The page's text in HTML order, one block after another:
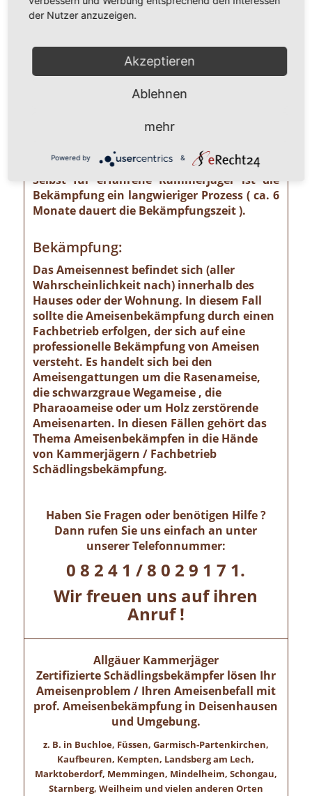
unterschätzendes gesundheitliches und
Pharaoameise gehört zu den gefährlichsten
Ameisenarten überhaupt. Ursprünglich in
Indien beheimatet, ist sie mittlerweile
weltweit verbreitet. Die Gattung ist
verhältnismäßig klein und sieht
bernsteingelb aus. Sollten Sie solch eine
Ameise sehen, ist eine professionelle
Schädlingsbekämpfung absolut notwendig!
Selbst für erfahrene Kammerjäger ist die
Bekämpfung ein langwieriger Prozess ( ca. 6
Monate dauert die Bekämpfungszeit ).
Bekämpfung:
Das Ameisennest befindet sich (aller
Wahrscheinlichkeit nach) innerhalb des
Hauses oder der Wohnung. In diesem Fall
sollte die Ameisenbekämpfung durch einen
Fachbetrieb erfolgen, der sich auf eine
professionelle Bekämpfung von Ameisen
versteht. Es handelt sich bei den
Ameisengattungen um die Rasenameise,
die schwarzgraue Wegameise , die
Pharaoameise oder um Holz zerstörende
Ameisenarten. In diesen Fällen gehört das
Thema Ameisenbekämpfen in die Hände
von Kammerjägern / Fachbetrieb
Schädlingsbekämpfung.
Haben Sie Fragen oder benötigen Hilfe ?
Dann rufen Sie uns einfach an unter
unserer Telefonnummer:
0 8 2 4 1 / 8 0 2 9 1 7 1.
Wir freuen uns auf ihren
Anruf !
Allgäuer Kammerjäger
Zertifizierte Schädlingsbekämpfer lösen Ihr
Ameisenproblem / Ihren Ameisenbefall mit
prof. Ameisenbekämpfung in Deisenhausen
und Umgebung.
z. B. in Buchloe, Füssen, Garmisch-Partenkirchen,
Kaufbeuren, Kempten, Landsberg am Lech,
Marktoberdorf, Memmingen, Mindelheim, Schongau,
Starnberg, Weilheim und vielen anderen Orten
der Nutzer anzuzeigen.
Akzeptieren
Ablehnen
mehr
Powered by &